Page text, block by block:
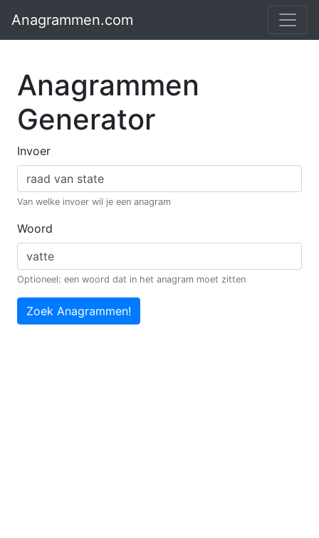
Anagrammen
Generator
Invoer
Van welke invoer wil je een anagram
Woord
Optioneel: een woord dat in het anagram moet zitten
Zoek Anagrammen!
Anagrammen.com